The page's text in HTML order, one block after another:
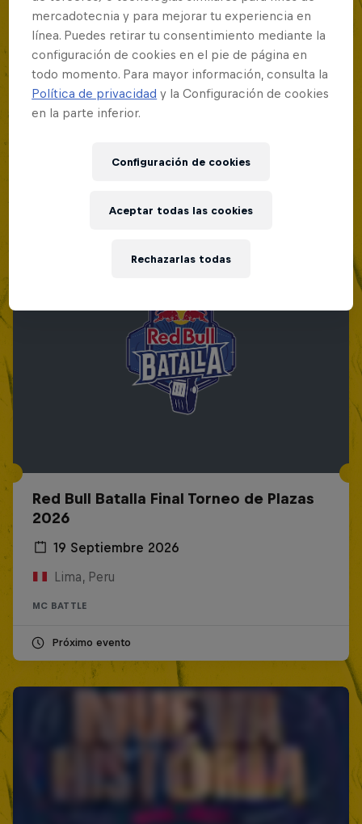
Red Bull Batalla Final Torneo de Plazas
2026
19 Septiembre 2026
Lima, Peru
MC BATTLE
Próximo evento
mercadotecnia y para mejorar tu experiencia en
línea. Puedes retirar tu consentimiento mediante la
configuración de cookies en el pie de página en
todo momento. Para mayor información, consulta la
Política de privacidad y la Configuración de cookies
en la parte inferior.
Configuración de cookies
Rechazarlas todas
Aceptar todas las cookies